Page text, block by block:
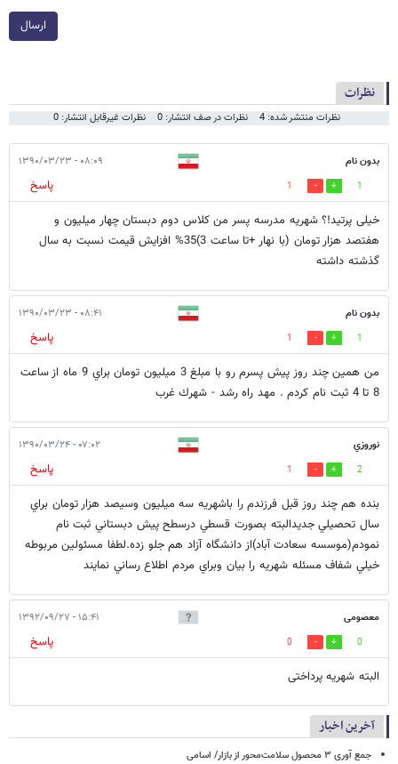
ارسال
نظرات
نظرات منتشر شده: 4 نظرات در صف انتشار: 0 نظرات غیرقابل انتشار: 0
بدون نام ۰۸:۰۹ - ۱۳۹۰/۰۳/۲۳
1
1
پاسخ
خیلی پرتید!؟ شهریه مدرسه پسر من کلاس دوم دبستان چهار میلیون و
هفتصد هزار تومان (با نهار +تا ساعت 3)35% افزایش قیمت نسبت به سال
گذشته داشته
بدون نام ۰۸:۴۱ - ۱۳۹۰/۰۳/۲۳
1
1
پاسخ
من همين چند روز پيش پسرم رو با مبلغ 3 ميليون تومان براي 9 ماه از ساعت
8 تا 4 ثبت نام كردم . مهد راه رشد - شهرك غرب
نوروزي ۰۷:۰۲ - ۱۳۹۰/۰۳/۲۴
2
1
پاسخ
بنده هم چند روز قبل فرزندم را باشهريه سه ميليون وسيصد هزار تومان براي
سال تحصيلي جديدالبته بصورت قسطي درسطح پيش دبستاني ثبت نام
نمودم(موسسه سعادت آباد)از دانشگاه آزاد هم جلو زده.لطفا مسئولين مربوطه
خيلي شفاف مسئله شهريه را بيان وبراي مردم اطلاع رساني نمايند
معصومی ۱۵:۴۱ - ۱۳۹۲/۰۹/۲۷
0
0
پاسخ
البته شهریه پرداختی
آخرین اخبار
جمع آوری ۳ محصول سلامت‌محور از بازار/ اسامی